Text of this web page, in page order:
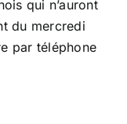
qui n’auront
du mercredi
par téléphone